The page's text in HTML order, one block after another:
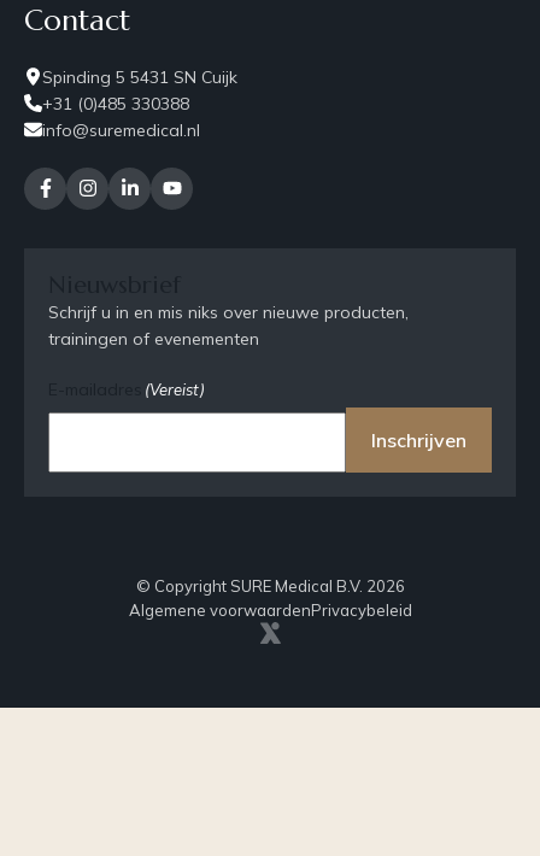
Contact
Spinding 5 5431 SN Cuijk
+31 (0)485 330388
info@suremedical.nl
Schrijf u in en mis niks over nieuwe producten,
trainingen of evenementen
(Vereist)
Inschrijven
© Copyright SURE Medical B.V. 2026
Algemene voorwaardenPrivacybeleid